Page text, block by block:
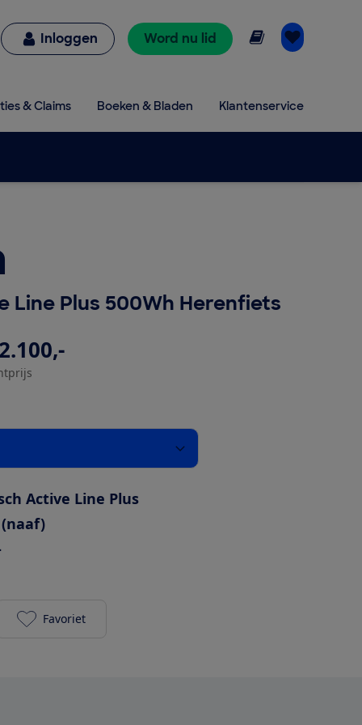
Inloggen Word nu lid Online lezen
& Claims Boeken & Bladen Klantenservice
Line Plus 500Wh Herenfiets
Active Line Plus
Cortina E-Common Active Line Plus 500Wh
Favoriet